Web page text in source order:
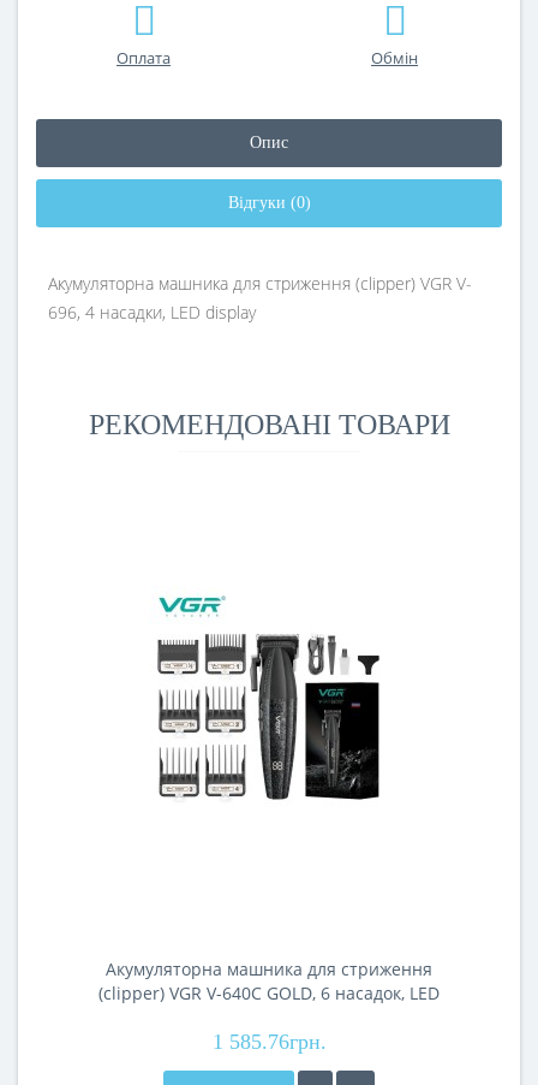
Оплата Обмін
Опис
Відгуки (0)
Акумуляторна машника для стриження (clipper) VGR V-
696, 4 насадки, LED display
РЕКОМЕНДОВАНІ ТОВАРИ
Акумуляторна машника для стриження
(clipper) VGR V-640C GOLD, 6 насадок, LED
1 585.76грн.